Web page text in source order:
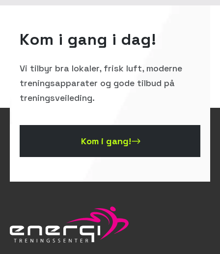
Kom i gang i dag!
Vi tilbyr bra lokaler, frisk luft, moderne
treningsapparater og gode tilbud på
treningsveileding.
Kom i gang!